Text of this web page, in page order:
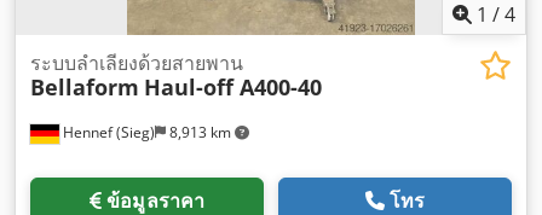
1 /4
Hennef (Sieg) 8,913 km
ระบบลำเลียงด้วยสายพาน
Bellaform Haul-off A400-40
ข้อมูลราคา โทร